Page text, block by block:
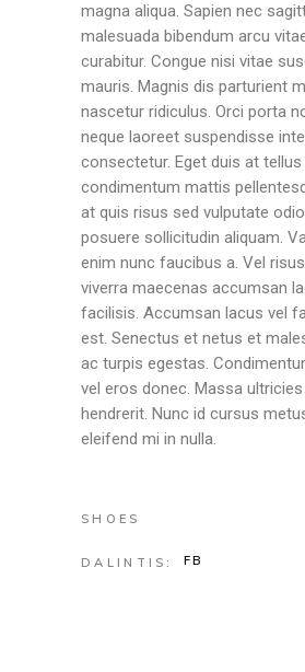
magna aliqua. Sapien nec
malesuada bibendum arcu
curabitur. Congue nisi vitae
mauris. Magnis dis parturient
nascetur ridiculus. Orci porta
neque laoreet suspendisse
consectetur. Eget duis at
condimentum mattis
at quis risus sed vulputate
posuere sollicitudin aliquam.
enim nunc faucibus a. Vel
viverra maecenas accumsan
facilisis. Accumsan lacus vel
est. Senectus et netus et
ac turpis egestas.
vel eros donec. Massa
hendrerit. Nunc id cursus
eleifend mi in nulla.
SHOES
DALINTIS: FB